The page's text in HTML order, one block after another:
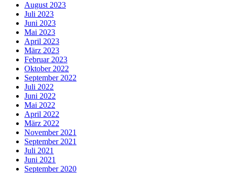
August 2023
Juli 2023
Juni 2023
Mai 2023
April 2023
März 2023
Februar 2023
Oktober 2022
September 2022
Juli 2022
Juni 2022
Mai 2022
April 2022
März 2022
November 2021
September 2021
Juli 2021
Juni 2021
September 2020